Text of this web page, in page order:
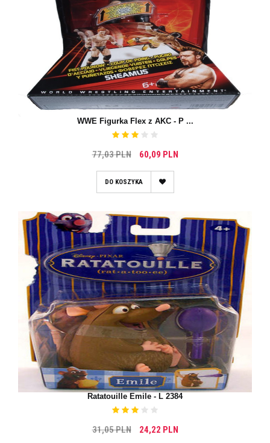
WWE Figurka Flex z AKC - P ...
77,03 PLN 60,09 PLN
DO KOSZYKA
Ratatouille Emile - L 2384
31,05 PLN 24,22 PLN